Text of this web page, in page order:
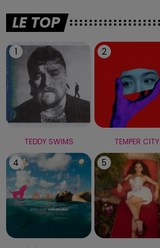
LE TOP
1
TEDDY SWIMS
2
TEMPER CITY
4 5